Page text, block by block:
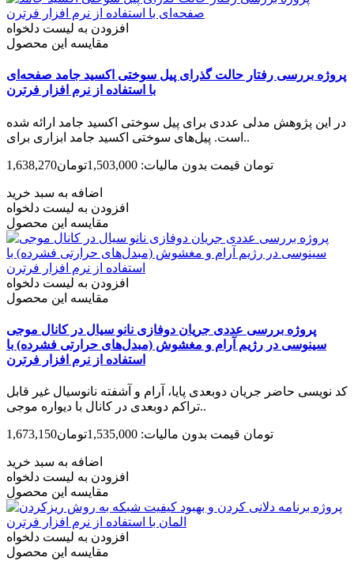
افزودن به لیست دلخواه
مقایسه این محصول
پروژه بررسی رفتار حالت گذرای پیل سوختی اکسید جامد صفحه‌ای
با استفاده از نرم افزار فرترن
در این پژوهش مدلی عددی برای پیل سوختی اکسید جامد ارائه شده
است. پیل‌های سوختی اکسید جامد ابزاری برای..
1,638,270تومان قیمت بدون مالیات: 1,503,000تومان
اضافه به سبد خرید
افزودن به لیست دلخواه
مقایسه این محصول
افزودن به لیست دلخواه
مقایسه این محصول
پروژه بررسی عددی جریان دوفازی نانو سیال در کانال موجی
سینوسی در رژیم آرام و مغشوش (مبدل‌های حرارتی فشرده) با
استفاده از نرم افزار فرترن
کد نویسی حاضر جریان دوبعدی پایا، آرام و آشفته نانوسیال غیر قابل
تراکم دوبعدی در کانال با دیواره موجی..
1,673,150تومان قیمت بدون مالیات: 1,535,000تومان
اضافه به سبد خرید
افزودن به لیست دلخواه
مقایسه این محصول
افزودن به لیست دلخواه
مقایسه این محصول